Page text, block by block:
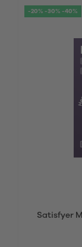
-20% -30% -40%
Satisfyer